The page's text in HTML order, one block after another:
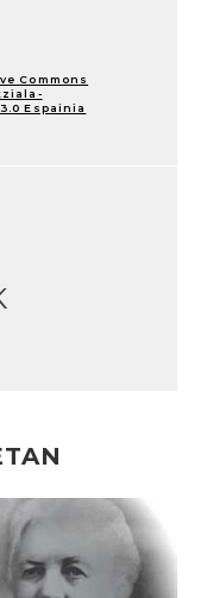
Commons
Espainia